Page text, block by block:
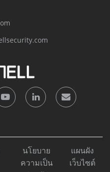
นโยบาย
ความเป็น
แผนผัง
เว็บไซต์